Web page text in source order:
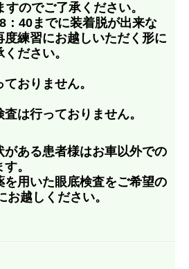
のでご了承ください。
：40までに装着脱が出来な
練習にお越しいただく形に
ださい。
おりません。
は行っておりません。
がある患者様はお車以外での
。
を用いた眼底検査をご希望の
お越しください。